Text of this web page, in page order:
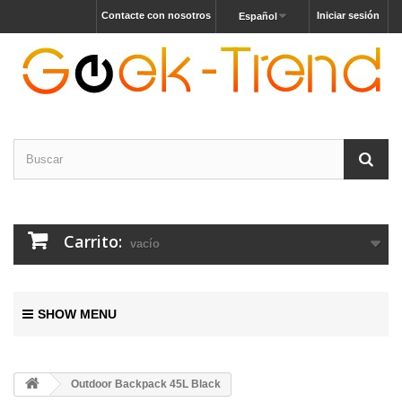
Iniciar sesión
Español
Contacte con nosotros
Carrito: vacío
SHOW MENU
Outdoor Backpack 45L Black